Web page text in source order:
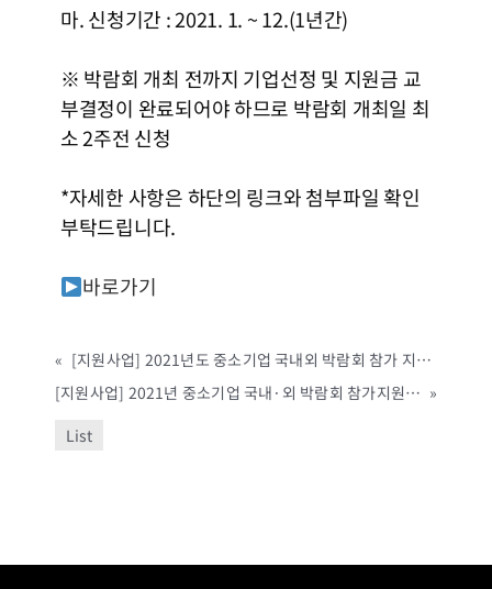
마. 신청기간 : 2021. 1. ~ 12.(1년간)
※ 박람회 개최 전까지 기업선정 및 지원금 교
부결정이 완료되어야 하므로 박람회 개최일 최
소 2주전 신청
*자세한 사항은 하단의 링크와 첨부파일 확인
부탁드립니다.
바로가기
«
[지원사업] 2021년도 중소기업 국내외 박람회 참가 지원사업(제천시, ~예산 소진시까지)
[지원사업] 2021년 중소기업 국내·외 박람회 참가지원 사업 공고 (군산시, ~예산 소진시까지) »
List